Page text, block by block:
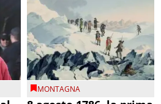
MONTAGNA